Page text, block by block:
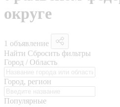
округе
1 объявление
Найти Сбросить фильтры
Город / Область
Город, регион
Популярные